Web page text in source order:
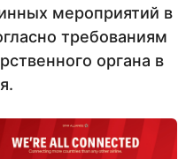
мероприятий в
требованиям
органа в